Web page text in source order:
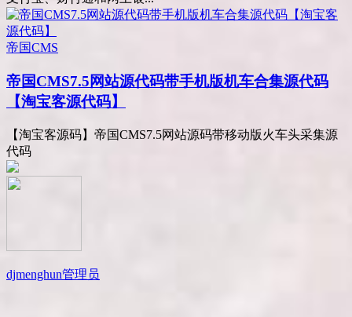
帝国CMS
帝国CMS7.5网站源代码带手机版机车合集源代码
【淘宝客源代码】
【淘宝客源码】帝国CMS7.5网站源码带移动版火车头采集源
代码
djmenghun管理员